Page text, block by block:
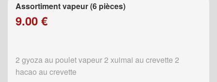
Assortiment vapeur (6 pièces)
9.00 €
2 gyoza au poulet vapeur 2 xuimai au crevette 2
hacao au crevette